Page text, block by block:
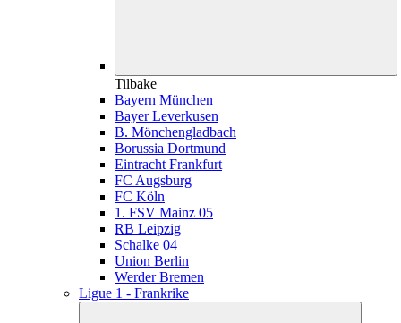
Tilbake
Bayern München
Bayer Leverkusen
B. Mönchengladbach
Borussia Dortmund
Eintracht Frankfurt
FC Augsburg
FC Köln
1. FSV Mainz 05
RB Leipzig
Schalke 04
Union Berlin
Werder Bremen
Ligue 1 - Frankrike